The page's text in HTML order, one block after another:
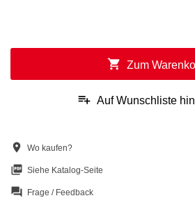
shopping_cart Zum
playlist_add Auf Wunschliste
location_on Wo kaufen?
picture_as_pdf Siehe Katalog-Seite
question_answer Frage / Feedback